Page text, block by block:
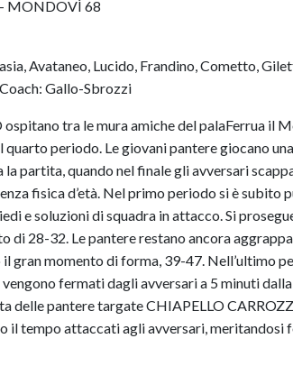
MONDOVÌ 68
Avataneo, Lucido, Frandino, Cometto,
Gallo-Sbrozzi
tra le mura amiche del palaFerrua il
periodo. Le giovani pantere giocano
partita, quando nel finale gli avversari
fisica d’età. Nel primo periodo si è subito
e soluzioni di squadra in attacco. Si
di 28-32. Le pantere restano ancora
gran momento di forma, 39-47. Nell’ultimo
fermati dagli avversari a 5 minuti
delle pantere targate CHIAPELLO
tempo attaccati agli avversari, meritandosi